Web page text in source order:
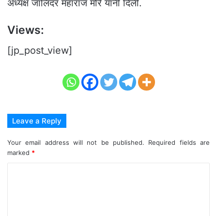
अध्यक्ष जालिंदर महाराज मोरे यांनी दिली.
Views:
[jp_post_view]
Leave a Reply
Your email address will not be published.
Required fields are
marked *